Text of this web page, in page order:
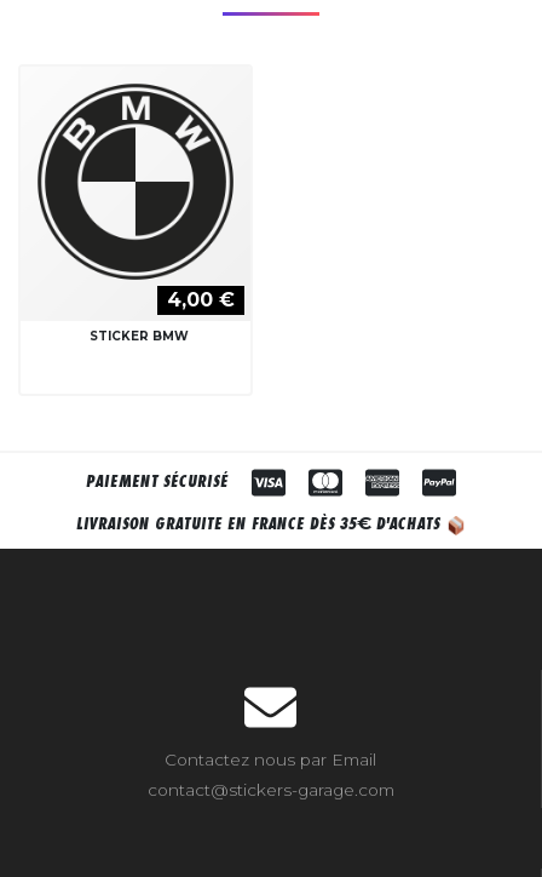
4,00 €
STICKER BMW
PAIEMENT SÉCURISÉ
LIVRAISON GRATUITE EN FRANCE DÈS 35€ D'ACHATS
Contactez nous par Email
contact@stickers-garage.com